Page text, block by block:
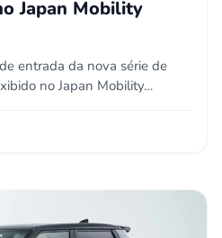
Japan Mobility
entrada da nova série de
no Japan Mobility…